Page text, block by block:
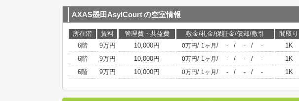
AXAS墨田AsylCourtの空室情報
所在階 賃料 管理費・共益費 敷金/礼金/保証金/償却/敷引 間取り
6階
9万円 10,000円 0万円/ 1ヶ月 / - / - / - 1K
6階
9万円 10,000円 0万円/ 1ヶ月 / - / - / - 1K
6階
9万円 10,000円 0万円/ 1ヶ月 / - / - / - 1K